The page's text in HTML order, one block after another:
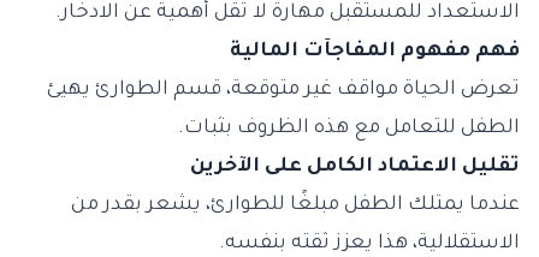
الاستعداد للمستقبل مهارة لا تقل أهمية عن الادخار.
فهم مفهوم المفاجآت المالية
تعرض الحياة مواقف غير متوقعة، قسم الطوارئ يهيئ
الطفل للتعامل مع هذه الظروف بثبات.
تقليل الاعتماد الكامل على الآخرين
عندما يمتلك الطفل مبلغًا للطوارئ، يشعر بقدر من
الاستقلالية، هذا يعزز ثقته بنفسه.